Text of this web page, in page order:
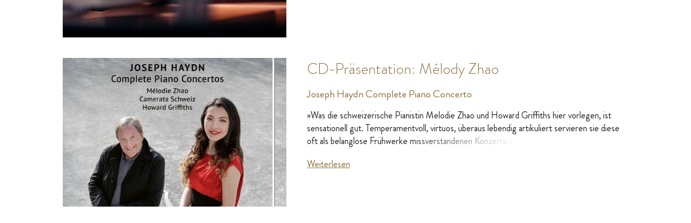
CD-Präsentation: Mélody Zhao
Joseph Haydn Complete Piano Concerto
»Was die schweizerische Pianistin Melodie Zhao und Howard Griffiths hier vorlegen, ist
sensationell gut. Temperamentvoll, virtuos, überaus lebendig artikuliert servieren sie diese
oft als belanglose Frühwerke missverstandenen Konzerte.« (Fono Forum 04/ 2021)
Weiterlesen